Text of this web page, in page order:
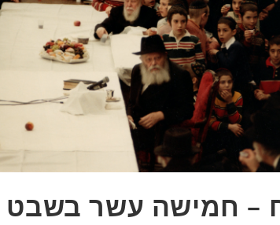
– חמישה עשר